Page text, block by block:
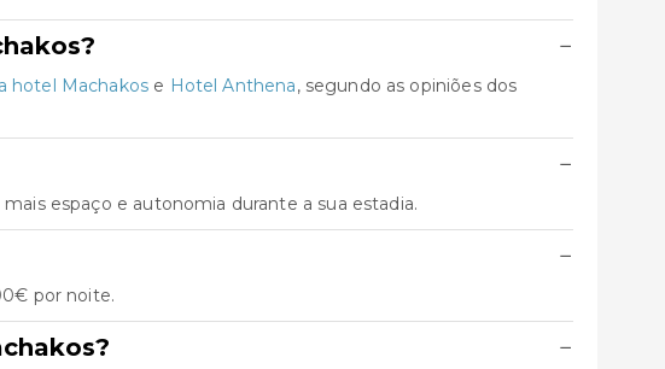
−
hotel Machakos e Hotel Anthena, segundo as opiniões dos
−
espaço e autonomia durante a sua estadia.
−
por noite.
−